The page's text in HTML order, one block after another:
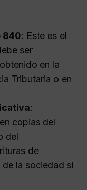
840: Este es el
ser
en la
Tributaria o en
:
copias del
del
de
la sociedad si